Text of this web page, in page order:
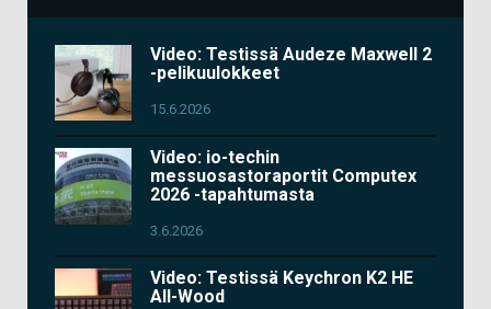
Video: Testissä Audeze Maxwell 2
-pelikuulokkeet
15.6.2026
Video: io-techin
messuosastoraportit Computex
2026 -tapahtumasta
3.6.2026
Video: Testissä Keychron K2 HE
All-Wood